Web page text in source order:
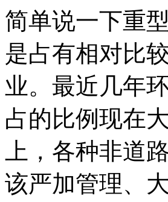
简单说一下重
是占有相对比
业。最近几年
占的比例现在
上，各种非道
该严加管理、